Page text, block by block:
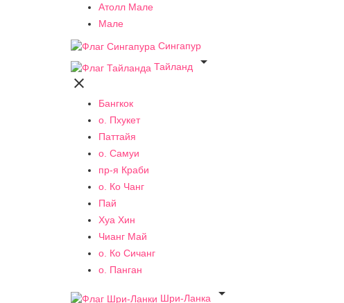
Атолл Мале
Мале
Сингапур
Тайланд


Бангкок
о. Пхукет
Паттайя
о. Самуи
пр-я Краби
о. Ко Чанг
Пай
Хуа Хин
Чианг Май
о. Ко Сичанг
о. Панган
Шри-Ланка
